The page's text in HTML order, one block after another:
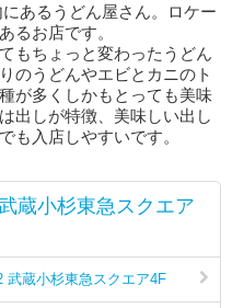
あるうどん屋さん。ロケー
るお店です。
もちょっと変わったうどん
のうどんやエビとカニのト
が多くしかもとっても美味
出しが特徴、美味しい出し
も入店しやすいです。
蔵小杉東急スクエア
武蔵小杉東急スクエア4F